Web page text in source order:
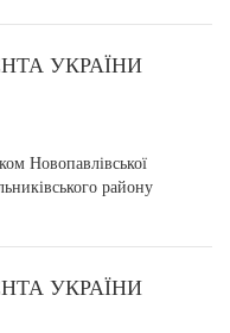
УКРАЇНИ
Новопавлівської
району
УКРАЇНИ